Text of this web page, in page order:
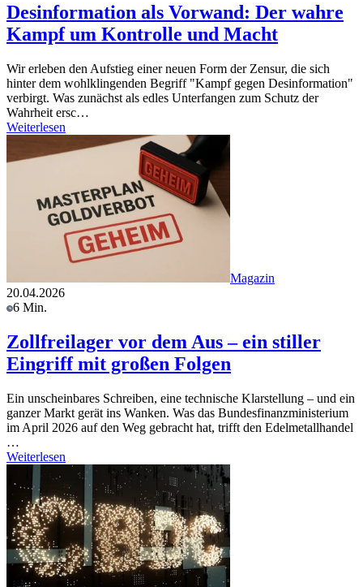
Desinformation als Vorwand: Der wahre
Kampf um Kontrolle und Macht
Wir erleben den Aufstieg einer neuen Form der Zensur, die sich
hinter dem wohlklingenden Begriff "Kampf gegen Desinformation"
verbirgt. Was zunächst als edles Unterfangen zum Schutz der
Wahrheit ersc…
Weiterlesen
Magazin
20.04.2026
6 Min.
Zollfreilager vor dem Aus – ein stiller
Eingriff mit großen Folgen
Ein unscheinbares Schreiben, eine technische Klarstellung – und ein
ganzer Markt gerät ins Wanken. Was das Bundesfinanzministerium
im April 2026 auf den Weg gebracht hat, trifft den Edelmetallhandel
…
Weiterlesen